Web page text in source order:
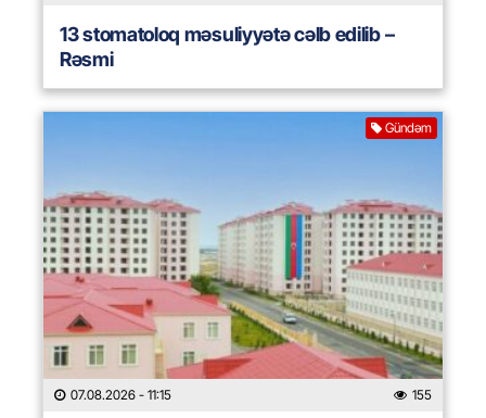
13 stomatoloq məsuliyyətə cəlb edilib –
Rəsmi
Gündəm
07.08.2026 - 11:15 155